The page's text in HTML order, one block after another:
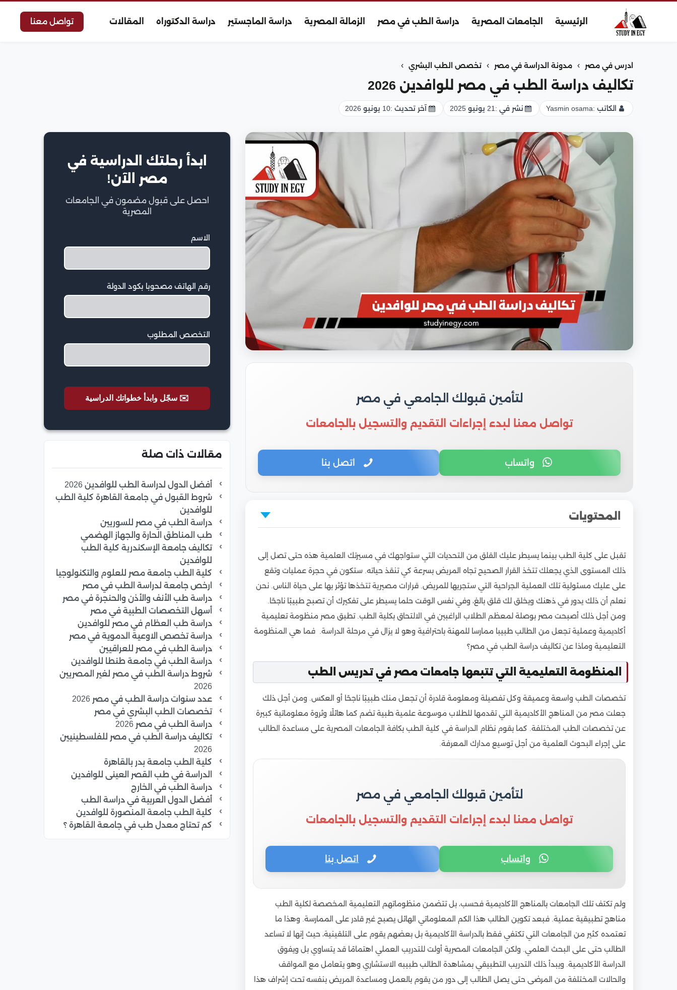
الرئيسية الجامعات المصرية دراسة الطب في مصر الزمالة المصرية دراسة الماجستير دراسة الدكتوراه المقالات تواصل معنا
ادرس في مصر › مدونة الدراسة في مصر › تخصص الطب البشري ›
تكاليف دراسة الطب في مصر للوافدين 2026
الكاتب :Yasmin osama نشر في : 21 يونيو 2025 آخر تحديث :10 يونيو 2026
لتأمين قبولك الجامعي في مصر
تواصل معنا لبدء إجراءات التقديم والتسجيل بالجامعات
واتساب اتصل بنا
المحتويات
2
نظام ومدة دراسة الماجستير/الدكتوراه في كلية الطب بالجامعات المصرية
أفضل الجامعات لدراسة الطب في مصر
ماذا عن تكاليف دراسة الطب في مصر مقابل تلك المنظومة!
فما هي تكاليف دراسة الطب في مصر للوافدين للالتحاف بالمرحلة الجامعية الأولى؟
6
أقسام كليات الطب في الجامعات المصرية
7
التكاليف والرسوم الدراسية لبرامج الطب في مصر للوافدين
8
خصومات مقدمة من بعض الجامعات المصرية للطلاب الوافدين
9
شروط القبول وتكاليف دراسة الطب في مصر للوافدين
تقبل على كلية الطب بينما يسيطر عليك القلق من التحديات التي ستواجهك في مسيرتك العلمية هذه حتى تصل إلى
ذلك المستوى الذي يجعلك تتخذ القرار الصحيح تجاه المريض بسرعة كي تنقذ حياته. ستكون في حجرة عمليات وتقع
على عليك مسئولية تلك العملية الجراحية التي ستجريها للمريض. قرارات مصيرية تتخذها تؤثر بها على حياة الناس. نحن
نعلم أن ذلك يدور في ذهنك ويخلق لك قلق بالغ، وفي نفس الوقت حلما يسيطر على تفكيرك أن تصبح طبيبًا ناجحًا.
ومن أجل ذلك أصبحت مصر بوصلة لمعظم الطلاب الراغبين في الالتحاق بكلية الطب. تطبق مصر منظومة تعليمية
أكاديمية وعملية تجعل من الطالب طبيبا ممارسا للمهنة باحترافية وهو لا يزال في مرحلة الدراسة. فما هي المنظومة
التعليمية وماذا عن تكاليف دراسة الطب في مصر؟
المنظومة التعليمية التي تتبعها جامعات مصر في تدريس الطب
تخصصات الطب واسعة وعميقة وكل تفصيلة ومعلومة قادرة أن تجعل منك طبيبًا ناجحًا أو العكس. ومن أجل ذلك
جعلت مصر من المناهج الأكاديمية التي تقدمها للطلاب موسوعة علمية طبية تضم كما هائلًا وثروة معلوماتية كبيرة
عن تخصصات الطب المختلفة. كما بقوم نظام الدراسة في كلية الطب بكافة الجامعات المصرية على مساعدة الطالب
على إجراء البحوث العلمية من أجل توسيع مدارك المعرفة.
لتأمين قبولك الجامعي في مصر
تواصل معنا لبدء إجراءات التقديم والتسجيل بالجامعات
واتساب اتصل بنا
ولم تكتف تلك الجامعات بالمناهج الأكاديمية فحسب، بل تتضمن منظوماتهم التعليمية المخصصة لكلية الطب
مناهج تطبيقية عملية. فبعد تكوين الطالب هذا الكم المعلوماتي الهائل يصبح غير قادر على الممارسة. وهذا ما
تعتمده كثير من الجامعات التي تكتفي فقط بالدراسة الأكاديمية بل بعضهم يقوم على التلقينية، حيث إنها لا تساعد
الطالب حتى على البحث العلمي. ولكن الجامعات المصرية أولت للتدريب العملي اهتمامًا قد يتساوي بل ويفوق
الدراسة الأكاديمية. ويبدأ ذلك التدريب التطبيقي بمشاهدة الطالب طبيبه الاستشاري وهو يتعامل مع المواقف
والحالات المختلفة من المرضى حتى يصل الطالب إلى دور من يقوم بالعمل ومساعدة المريض بنفسه تحت إشراف هذا
ابدأ رحلتك الدراسية في
مصر الآن!
احصل على قبول مضمون في الجامعات
المصرية
الاسم
رقم الهاتف مصحوبا بكود الدولة
التخصص المطلوب
✉️ سجّل وابدأ خطواتك الدراسية
مقالات ذات صلة
أفضل الدول لدراسة الطب للوافدين 2026
شروط القبول في جامعة القاهرة كلية الطب
للوافدين
دراسة الطب في مصر للسوريين
طب المناطق الحارة والجهاز الهضمي
تكاليف جامعة الإسكندرية كلية الطب
للوافدين
كلية الطب جامعة مصر للعلوم والتكنولوجيا
ارخص جامعة لدراسة الطب في مصر
دراسة طب الأنف والأذن والحنجرة في مصر
أسهل التخصصات الطبية في مصر
دراسة طب العظام في مصر للوافدين
دراسة تخصص الاوعية الدموية في مصر
دراسة الطب في مصر للعراقيين
دراسة الطب في جامعة طنطا للوافدين
شروط دراسة الطب في مصر لغير المصريين
2026
عدد سنوات دراسة الطب في مصر 2026
تخصصات الطب البشري في مصر
دراسة الطب في مصر 2026
تكاليف دراسة الطب في مصر للفلسطينيين
2026
كلية الطب جامعة بدر بالقاهرة
الدراسة في طب القصر العينى للوافدين
دراسة الطب في الخارج
أفضل الدول العربية في دراسة الطب
كلية الطب جامعة المنصورة للوافدين
كم تحتاج معدل طب في جامعة القاهرة ؟